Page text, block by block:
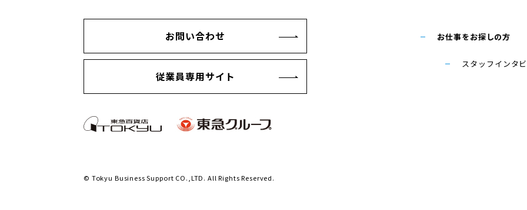
お問い合わせ
従業員専用サイト
お仕事をお探しの方
スタッフインタ
© Tokyu Business Support CO.,LTD. All Rights Reserved.